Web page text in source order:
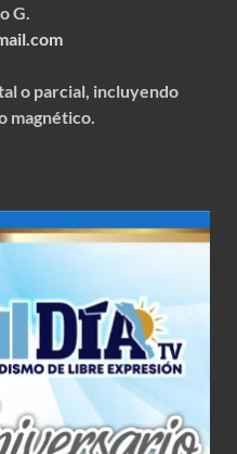
G.
o parcial, incluyendo
magnético.